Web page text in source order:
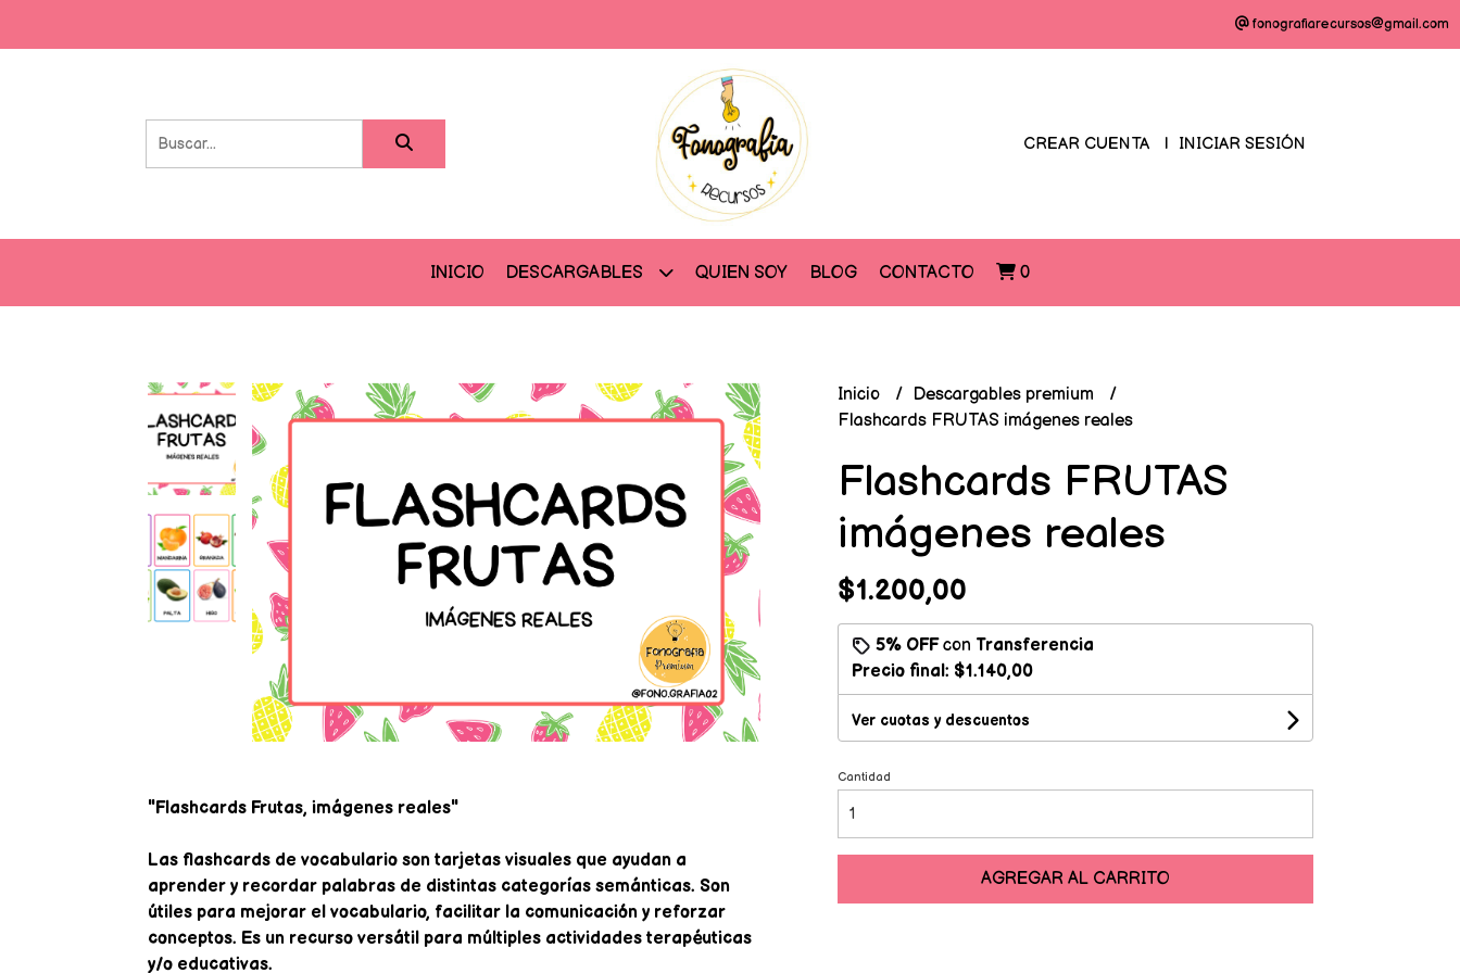
fonografiarecursos@gmail.com
CREAR CUENTA INICIAR SESIÓN
INICIO DESCARGABLES QUIEN SOY BLOG CONTACTO 0
"Flashcards Frutas, imágenes reales"
Las flashcards de vocabulario son tarjetas visuales que ayudan a
aprender y recordar palabras de distintas categorías semánticas. Son
útiles para mejorar el vocabulario, facilitar la comunicación y reforzar
conceptos. Es un recurso versátil para múltiples actividades terapéuticas
y/o educativas.
Inicio
Descargables premium
Flashcards FRUTAS imágenes reales
Flashcards FRUTAS
imágenes reales
$1.200,00
5% OFFcon Transferencia
Precio final: $1.140,00
Ver cuotas y descuentos
Cantidad
AGREGAR AL CARRITO